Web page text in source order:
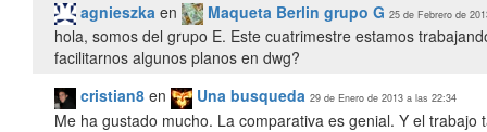
agnieszka en Maqueta Berlin grupo G 25 de Febrero de
hola, somos del grupo E. Este cuatrimestre estamos
facilitarnos algunos planos en dwg?
cristian8 en Una busqueda 29 de Enero de 2013 a las 22:34
Me ha gustado mucho. La comparativa es genial. Y el